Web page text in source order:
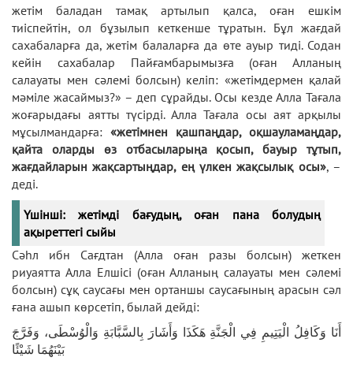
жетім баладан тамақ артылып қалса, оған ешкім
тиіспейтін, ол бұзылып кеткенше тұратын. Бұл жағдай
сахабаларға да, жетім балаларға да өте ауыр тиді. Содан
кейін сахабалар Пайғамбарымызға (оған Алланың
салауаты мен сәлемі болсын) келіп: «жетімдермен қалай
мәміле жасаймыз?» – деп сұрайды. Осы кезде Алла Тағала
жоғарыдағы аятты түсірді. Алла Тағала осы аят арқылы
мұсылмандарға: «жетімнен қашпаңдар, оқшауламаңдар,
қайта оларды өз отбасыларыңа қосып, бауыр тұтып,
жағдайларын жақсартыңдар, ең үлкен жақсылық осы», –
деді.
Үшінші: жетімді бағудың, оған пана болудың
ақыреттегі сыйы
Сәһл ибн Сағдтан (Алла оған разы болсын) жеткен
риуаятта Алла Елшісі (оған Алланың салауаты мен сәлемі
болсын) сұқ саусағы мен ортаншы саусағының арасын сәл
ғана ашып көрсетіп, былай дейді:
أَنَا وَكَافِلُ الْيَتِيمِ فِي الْجَنَّةِ هَكَذَا وَأَشَارَ بِالسَّبَّابَةِ وَالْوُسْطَى، وَفَرَّجَ
بَيْنَهُمَا شَيْئًا